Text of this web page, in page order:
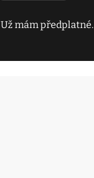
Už mám předplatné.